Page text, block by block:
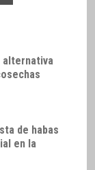
alternativa
de habas
en la